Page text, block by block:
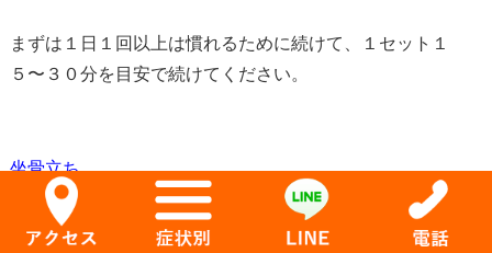
まずは１日１回以上は慣れるために続けて、１セット１
５〜３０分を目安で続けてください。
坐骨立ち